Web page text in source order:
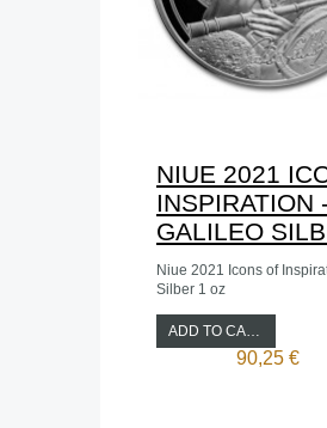
NIUE 2021
INSPIRATION -
GALILEO
Niue 2021 Icons of
Silber 1 oz
90,25 €